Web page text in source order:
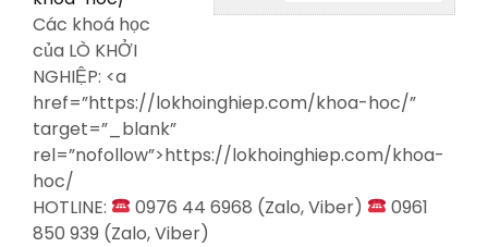
Các khoá học
của LÒ KHỞI
NGHIỆP: <a
href=”https://lokhoinghiep.com/khoa-hoc/”
target=”_blank”
rel=”nofollow”>https://lokhoinghiep.com/khoa-
hoc/
HOTLINE:
0976 44 6968 (Zalo, Viber)
0961
850 939 (Zalo, Viber)